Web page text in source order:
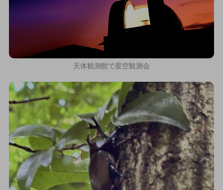
天体観測館で星空観測会